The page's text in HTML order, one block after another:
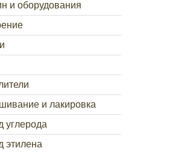
и оборудования
и лакировка
углерода
этилена